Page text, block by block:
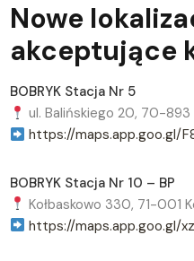
Nowe
akceptujące
BOBRYK Stacja Nr 5
ul. Balińskiego 20, 70-893
https://maps.app.goo.gl/
BOBRYK Stacja Nr 10 – BP
Kołbaskowo 330, 71-001
https://maps.app.goo.gl/